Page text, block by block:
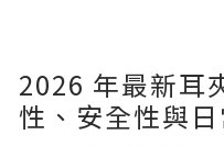
2026 年最新耳
性、安全性與